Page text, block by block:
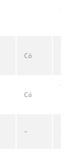
Có
Tải
Có
Tải
– –